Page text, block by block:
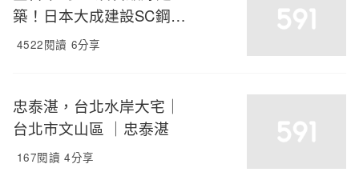
築！日本大成建設SC鋼骨
精工打造 26層崗石美學地
4522閱讀 6分享
忠泰湛，台北水岸大宅｜
台北市文山區 ｜忠泰湛
167閱讀 4分享